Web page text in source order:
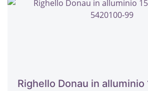
Righello Donau in alluminio